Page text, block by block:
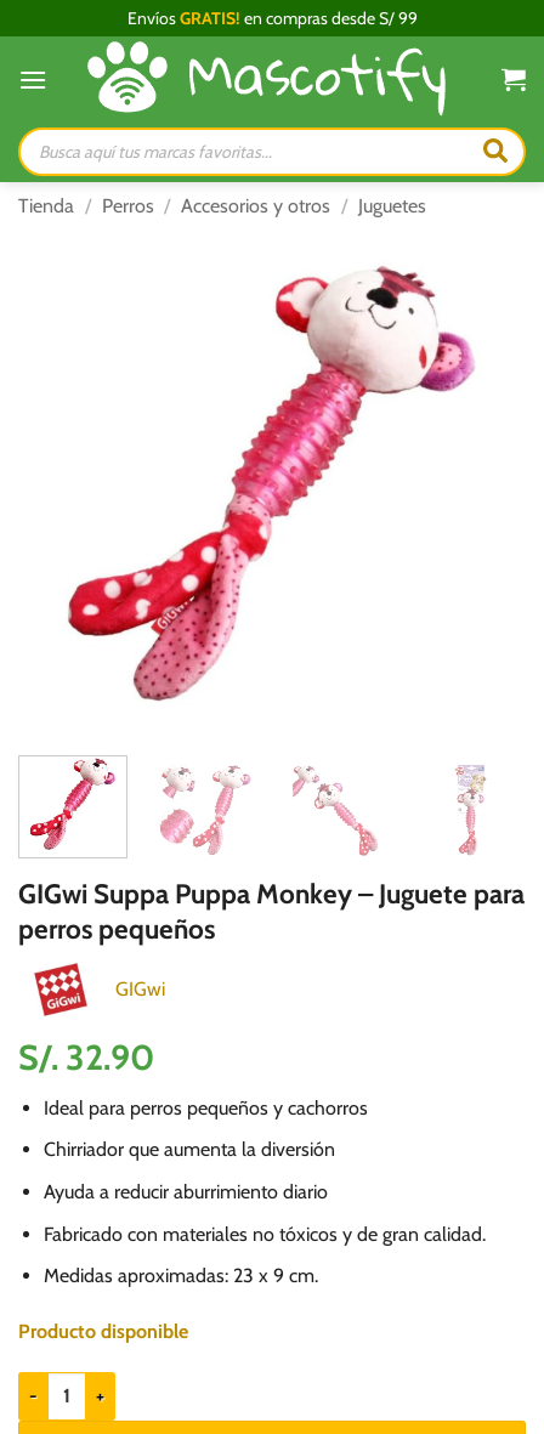
al
contenido
EnvíosGRATIS! en compras desde S/ 99
Búsqueda
de
productos
Tienda / Perros / Accesorios y otros / Juguetes
GIGwi Suppa Puppa Monkey – Juguete para
perros pequeños
GIGwi
S/. 32.90
Ideal para perros pequeños y cachorros
Chirriador que aumenta la diversión
Ayuda a reducir aburrimiento diario
Fabricado con materiales no tóxicos y de gran calidad.
Medidas aproximadas: 23 x 9 cm.
Producto disponible
GIGwi Suppa Puppa Monkey - Juguete para perros pequeños cantidad